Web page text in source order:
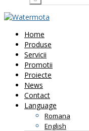
Home
Produse
Servicii
Promotii
Proiecte
News
Contact
Language
Romana
English